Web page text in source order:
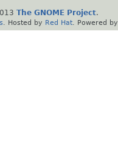
The GNOME Project.
. Hosted by Red Hat . Powered by